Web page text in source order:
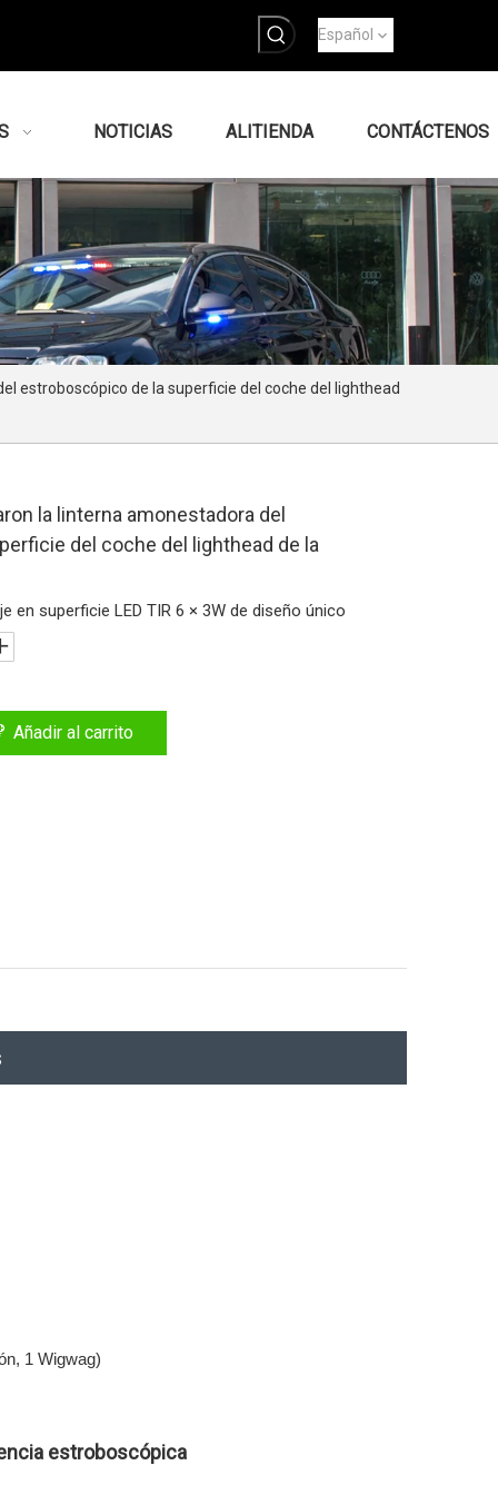
Español
NOTICIAS ALITIENDA CONTÁCTENOS
estroboscópico de la superficie del coche del lighthead
la linterna amonestadora del
del coche del lighthead de la
en superficie LED TIR 6 × 3W de diseño único
Añadir al carrito
1 Wigwag)
estroboscópica